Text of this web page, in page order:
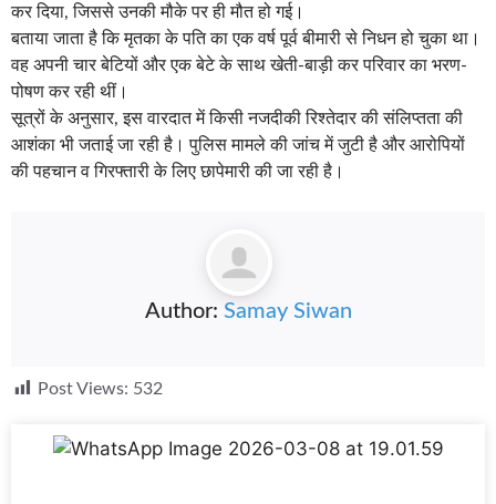
कर दिया, जिससे उनकी मौके पर ही मौत हो गई।
बताया जाता है कि मृतका के पति का एक वर्ष पूर्व बीमारी से निधन हो चुका था।
वह अपनी चार बेटियों और एक बेटे के साथ खेती-बाड़ी कर परिवार का भरण-
पोषण कर रही थीं।
सूत्रों के अनुसार, इस वारदात में किसी नजदीकी रिश्तेदार की संलिप्तता की
आशंका भी जताई जा रही है। पुलिस मामले की जांच में जुटी है और आरोपियों
की पहचान व गिरफ्तारी के लिए छापेमारी की जा रही है।
Author: Samay Siwan
Post Views: 532